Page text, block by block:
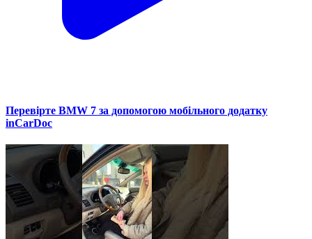
Перевірте BMW 7 за допомогою мобільного додатку
inCarDoc